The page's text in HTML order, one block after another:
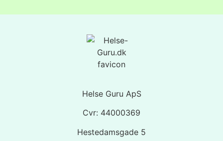
Helse Guru ApS
Cvr: 44000369
Hestedamsgade 5